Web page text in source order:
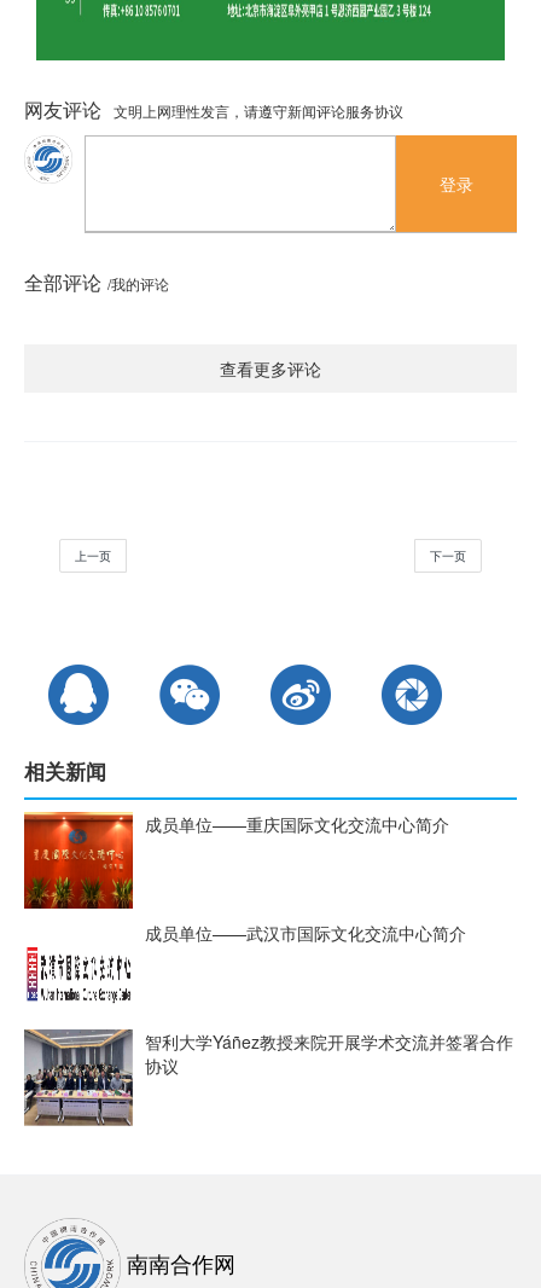
网友评论 文明上网理性发言，请遵守新闻评论服务协议
登录
全部评论 /我的评论
查看更多评论
上一页 下一页
相关新闻
成员单位——重庆国际文化交流中心简介
成员单位——武汉市国际文化交流中心简介
智利大学Yáñez教授来院开展学术交流并签署合作
协议
南南合作网